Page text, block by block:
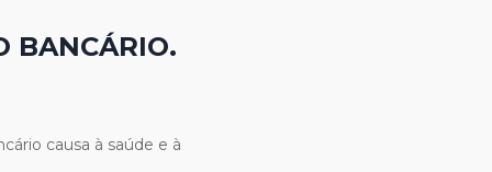
BANCÁRIO.
causa à saúde e à